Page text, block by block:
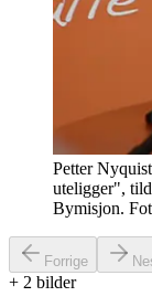
Petter
uteligger",
Bymisjon.
Forrige
+ 2 bilder